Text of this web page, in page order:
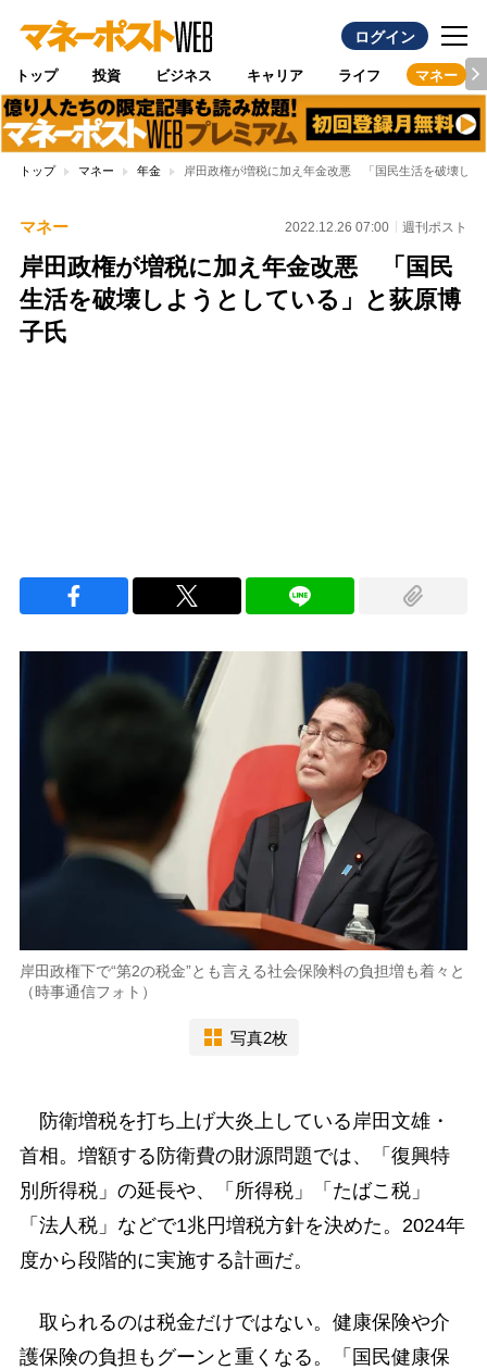
ログイン
トップ 投資 ビジネス キャリア ライフ マネー
トップ マネー 年金 岸田政権が増税に加え年金改悪 「国民生活を破壊しよ
マネー 2022.12.26 07:00 週刊ポスト
岸田政権が増税に加え年金改悪 「国民
生活を破壊しようとしている」と荻原博
子氏
岸田政権下で“第2の税金”とも言える社会保険料の負担増も着々と
（時事通信フォト）
写真2枚
防衛増税を打ち上げ大炎上している岸田文雄・
首相。増額する防衛費の財源問題では、「復興特
別所得税」の延長や、「所得税」「たばこ税」
「法人税」などで1兆円増税方針を決めた。2024年
度から段階的に実施する計画だ。
取られるのは税金だけではない。健康保険や介
護保険の負担もグーンと重くなる。「国民健康保